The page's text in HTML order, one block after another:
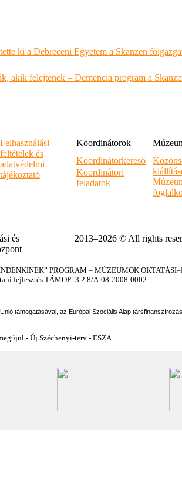
ki a Debreceni Egyetem a Skanzen
akik felejtenek – Demencia program a
Felhasználási
feltételek és
adatvédelmi
tájékoztató
Koordinátorok
Koordinátorkereső
Koordinátori
feladatok
és
2013–2026 © All rights
PROGRAM – MÚZEUMOK
fejlesztés TÁMOP–3.2.8/A-08-2008-0002
támogatásával, az Európai Szociális Alap